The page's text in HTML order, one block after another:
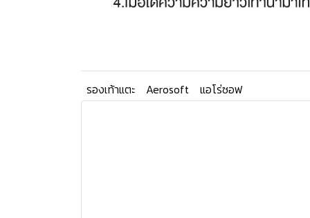
รองเท้าแตะ Aerosoft แอโร่ซอฟ